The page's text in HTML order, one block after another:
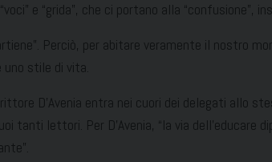
e “grida”, che ci portano alla “confusione”,
Perciò, per abitare veramente il nostro
uno stile di vita.
D’Avenia entra nei cuori dei delegati allo
lettori. Per D’Avenia, “la via dell’educare